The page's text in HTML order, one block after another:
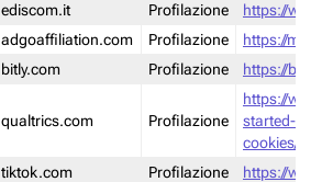
ediscom.it Profilazione
https://
adgoaffiliation.com Profilazione
https://
bitly.com Profilazione https://
qualtrics.com Profilazione
https://
started-
cookies/
tiktok.com Profilazione
https://